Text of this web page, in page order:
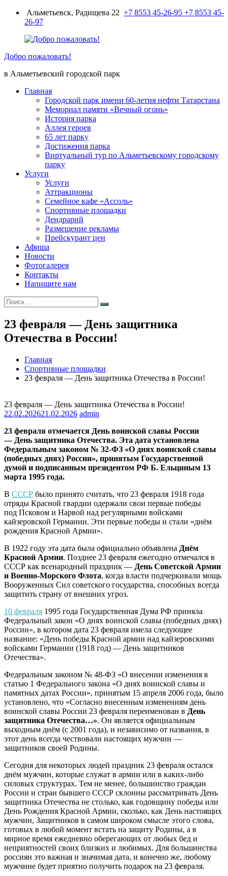
ПерейтиАльметьевск, Радищева 22 +7 8553 45-26-95 +7 8553 45-
26-97
Добро пожаловать!
в Альметьевский городской парк
Главная
Городской парк имени 60-летия нефти Татарстана
Мемориал памяти «Вечный огонь»
История парка
Аллея героев
65 лет парку
Достижения парка
Виртуальный тур по Альметьевскому городскому
парку
Услуги
Услуги
Аттракционы
Семейное кафе «Ассоль»
Спортивные площадки
Дендрарий
Размещение рекламы
Прейскурант цен
Афиша
Новости
Фотогалерея
Контакты
Напишите нам
Искать:
Поиск
23 февраля — День защитника
Отечества в России!
Главная
Спортивные площадки
23 февраля — День защитника Отечества в России!
23 февраля — День защитника Отечества в России!
22.02.202621.02.2026 admin
23 февраля отмечается День воинской славы России
— День защитника Отечества. Эта дата установлена
Федеральным законом № 32-ФЗ «О днях воинской славы
(победных днях) России», принятым Государственной
думой и подписанным президентом РФ Б. Ельциным 13
марта 1995 года.
В СССР было принято считать, что 23 февраля 1918 года
отряды Красной гвардии одержали свои первые победы
под Псковом и Нарвой над регулярными войсками
кайзеровской Германии. Эти первые победы и стали «днём
рождения Красной Армии».
В 1922 году эта дата была официально объявлена Днём
Красной Армии. Позднее 23 февраля ежегодно отмечался в
СССР как всенародный праздник — День Советской Армии
и Военно-Морского Флота, когда власти подчеркивали мощь
Вооруженных Сил советского государства, способных всегда
защитить страну от внешних угроз.
10 февраля 1995 года Государственная Дума РФ приняла
Федеральный закон «О днях воинской славы (победных днях)
России», в котором дата 23 февраля имела следующее
название: «День победы Красной армии над кайзеровскими
войсками Германии (1918 год) — День защитников
Отечества».
Федеральным законом № 48-ФЗ «О внесении изменения в
статью 1 Федерального закона «О днях воинской славы и
памятных датах России», принятым 15 апреля 2006 года, было
установлено, что «Согласно внесенным изменениям день
воинской славы России 23 февраля переименован в День
защитника Отечества…». Он является официальным
выходным днём (с 2001 года), и независимо от названия, в
этот день всегда чествовали настоящих мужчин —
защитников своей Родины.
Сегодня для некоторых людей праздник 23 февраля остался
днём мужчин, которые служат в армии или в каких-либо
силовых структурах. Тем не менее, большинство граждан
России и стран бывшего СССР склонны рассматривать День
защитника Отечества не столько, как годовщину победы или
День Рождения Красной Армии, сколько, как День настоящих
мужчин, Защитников в самом широком смысле этого слова,
готовых в любой момент встать на защиту Родины, а в
мирное время ежедневно оберегающих от любых бед и
неприятностей своих близких и любимых. Для большинства
россиян это важная и значимая дата, и конечно же, любому
мужчине будет приятно получить подарок на 23 февраля.